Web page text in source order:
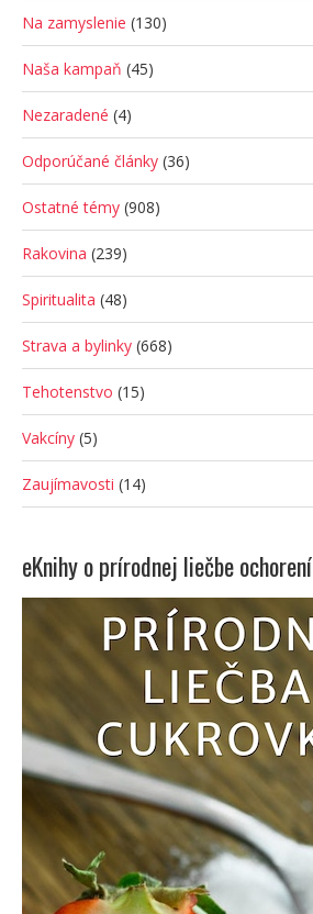
Na zamyslenie (130)
Naša kampaň (45)
Nezaradené (4)
Odporúčané články (36)
Ostatné témy (908)
Rakovina (239)
Spiritualita (48)
Strava a bylinky (668)
Tehotenstvo (15)
Vakcíny (5)
Zaujímavosti (14)
eKnihy o prírodnej liečbe ochorení